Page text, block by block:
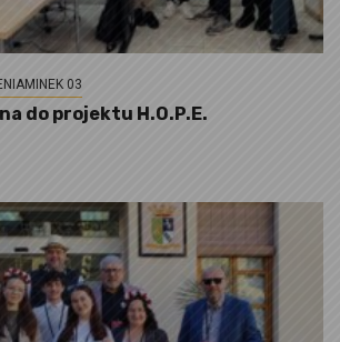
03
do projektu H.O.P.E.